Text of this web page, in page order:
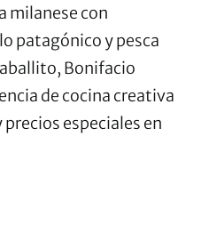
milanese con
patagónico y pesca
Bonifacio
de cocina creativa
especiales en